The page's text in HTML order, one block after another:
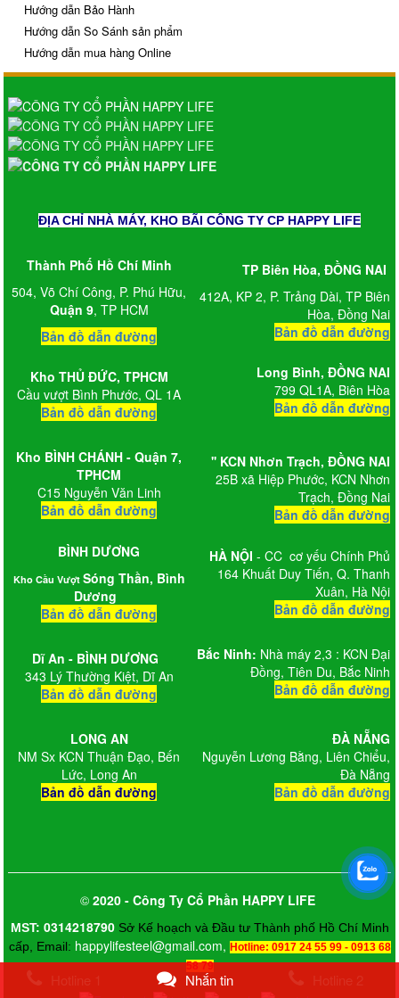
Hướng dẫn Bảo Hành
Hướng dẫn So Sánh sản phẩm
Hướng dẫn mua hàng Online
ĐỊA CHỈ NHÀ MÁY, KHO BÃI CÔNG TY CP HAPPY LIFE
Thành Phố Hồ Chí Minh
504, Võ Chí Công, P. Phú Hữu,
Quận 9, TP HCM
Bản đồ dẫn đường
TP Biên Hòa, ĐỒNG NAI
412A, KP 2, P. Trảng Dài, TP Biên
Hòa, Đồng Nai
Bản đồ dẫn đường
Kho THỦ ĐỨC, TPHCM
Cầu vượt Bình Phước, QL 1A
Bản đồ dẫn đường
Kho BÌNH CHÁNH - Quận 7,
TPHCM
C15 Nguyễn Văn Linh
Bản đồ dẫn đường
Long Bình,ĐỒNG NAI
799 QL1A, Biên Hòa
Bản đồ dẫn đường
'' KCN Nhơn Trạch, ĐỒNG NAI
25B xã Hiệp Phước, KCN Nhơn
Trạch, Đồng Nai
Bản đồ dẫn đường
BÌNH DƯƠNG
Kho Cầu Vượt Sóng Thần, Bình
Dương
Bản đồ dẫn đường
Dĩ An - BÌNH DƯƠNG
343 Lý Thường Kiệt, Dĩ An
Bản đồ dẫn đường
HÀ NỘI - CC cơ yếu Chính Phủ
164 Khuất Duy Tiến, Q. Thanh
Xuân, Hà Nội
Bản đồ dẫn đường
Bắc Ninh: Nhà máy 2,3 : KCN Đại
Đồng, Tiên Du, Bắc Ninh
Bản đồ dẫn đường
LONG AN
NM Sx KCN Thuận Đạo, Bến
Lức, Long An
Bản đồ dẫn đường
ĐÀ NẴNG
Nguyễn Lương Bằng, Liên Chiểu,
Đà Nẵng
Bản đồ dẫn đường
© 2020 - Công Ty Cổ Phần HAPPY LIFE
MST: 0314218790 Sở Kế hoạch và Đầu tư Thành phố Hồ Chí Minh
cấp, Email: happylifesteel@gmail.com, Hotline: 0917 24 55 99 - 0913 68
58 79
Nhắn tin